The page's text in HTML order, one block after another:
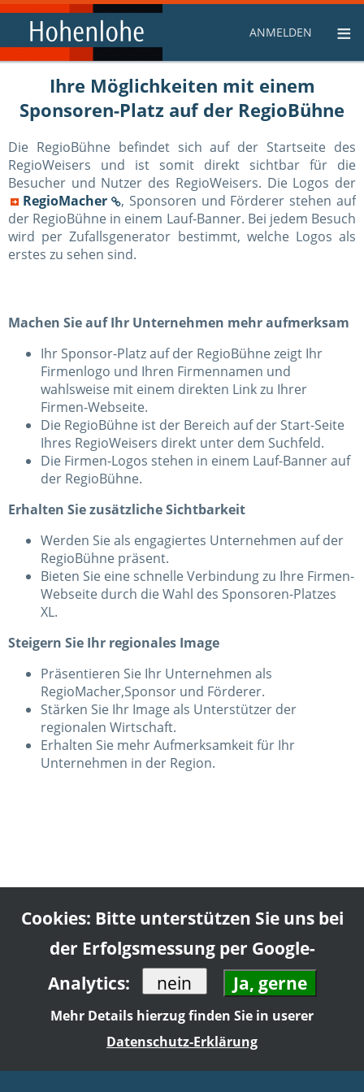
ANMELDEN ≡
Ihre Möglichkeiten mit einem
Sponsoren-Platz auf der RegioBühne
Die RegioBühne befindet sich auf der Startseite des
RegioWeisers und ist somit direkt sichtbar für die
Besucher und Nutzer des RegioWeisers. Die Logos der
RegioMacher
, Sponsoren und Förderer stehen auf
der RegioBühne in einem Lauf-Banner. Bei jedem Besuch
wird per Zufallsgenerator bestimmt, welche Logos als
erstes zu sehen sind.
Machen Sie auf Ihr Unternehmen mehr aufmerksam
Ihr Sponsor-Platz auf der RegioBühne zeigt Ihr
Firmenlogo und Ihren Firmennamen und
wahlsweise mit einem direkten Link zu Ihrer
Firmen-Webseite.
Die RegioBühne ist der Bereich auf der Start-Seite
Ihres RegioWeisers direkt unter dem Suchfeld.
Die Firmen-Logos stehen in einem Lauf-Banner auf
der RegioBühne.
Erhalten Sie zusätzliche Sichtbarkeit
Werden Sie als engagiertes Unternehmen auf der
RegioBühne präsent.
Bieten Sie eine schnelle Verbindung zu Ihre Firmen-
Webseite durch die Wahl des Sponsoren-Platzes
XL.
Steigern Sie Ihr regionales Image
Präsentieren Sie Ihr Unternehmen als
RegioMacher,Sponsor und Förderer.
Stärken Sie Ihr Image als Unterstützer der
regionalen Wirtschaft.
Erhalten Sie mehr Aufmerksamkeit für Ihr
Unternehmen in der Region.
Cookies: Bitte unterstützen Sie uns bei
der Erfolgsmessung per Google-
Analytics:
Mehr Details hierzug finden Sie in userer
Datenschutz-Erklärung